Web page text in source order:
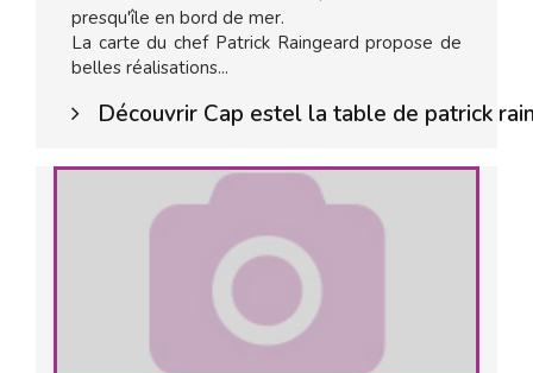
presqu'île en bord de mer.
La carte du chef Patrick Raingeard propose de
belles réalisations...
Découvrir Cap estel la table de patrick